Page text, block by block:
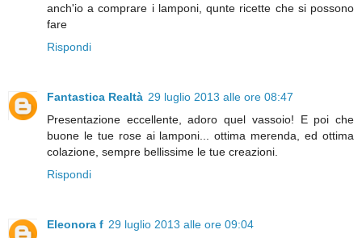
anch'io a comprare i lamponi, qunte ricette che si possono
fare
Rispondi
Fantastica Realtà 29 luglio 2013 alle ore 08:47
Presentazione eccellente, adoro quel vassoio! E poi che
buone le tue rose ai lamponi... ottima merenda, ed ottima
colazione, sempre bellissime le tue creazioni.
Rispondi
Eleonora f 29 luglio 2013 alle ore 09:04